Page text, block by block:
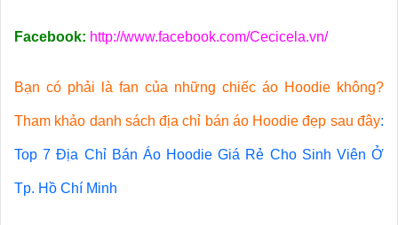
Facebook: http://www.facebook.com/Cecicela.vn/
Bạn có phải là fan của những chiếc áo Hoodie không?
Tham khảo danh sách địa chỉ bán áo Hoodie đẹp sau đây:
Top 7 Địa Chỉ Bán Áo Hoodie Giá Rẻ Cho Sinh Viên Ở
Tp. Hồ Chí Minh